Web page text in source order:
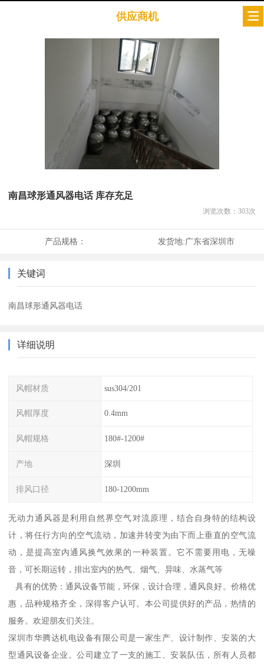
供应商机
南昌球形通风器电话 库存充足
浏览次数： 303次
产品规格： 发货地:广东省深圳市
关键词
南昌球形通风器电话
详细说明
风帽材质 sus304/201
风帽厚度 0.4mm
风帽规格 180#-1200#
产地 深圳
排风口径 180-1200mm
无动力通风器是利用自然界空气对流原理，结合自身特的结构设
计，将任行方向的空气流动，加速并转变为由下而上垂直的空气流
动，是提高室内通风换气效果的一种装置。它不需要用电，无噪
音，可长期运转，排出室内的热气、烟气、异味、水蒸气等
具有的优势：通风设备节能，环保，设计合理，通风良好。价格优
惠，品种规格齐全，深得客户认可。本公司提供好的产品，热情的
服务。欢迎朋友们关注。
深圳市华腾达机电设备有限公司是一家生产、设计制作、安装的大
型通风设备企业。公司建立了一支的施工、安装队伍，所有人员都